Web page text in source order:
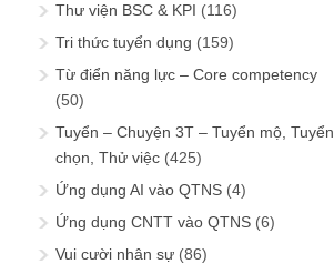
Thư viện BSC & KPI (116)
Tri thức tuyển dụng (159)
Từ điển năng lực – Core competency
(50)
Tuyển – Chuyện 3T – Tuyển mộ, Tuyển
chọn, Thử việc (425)
Ứng dụng AI vào QTNS (4)
Ứng dụng CNTT vào QTNS (6)
Vui cười nhân sự (86)